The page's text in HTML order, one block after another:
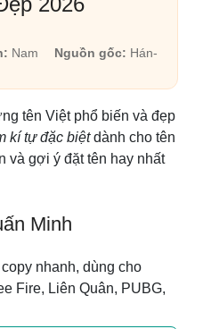
Nam Nguồn gốc: Hán-
tên Việt phổ biến và đẹp
kí tự đặc biệtdành cho tên
và gợi ý đặt tên hay nhất
Minh
nhanh, dùng cho
Fire, Liên Quân, PUBG,